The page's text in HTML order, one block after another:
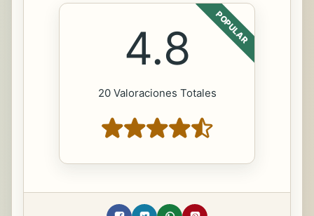
POPULAR
4.8
20 Valoraciones Totales